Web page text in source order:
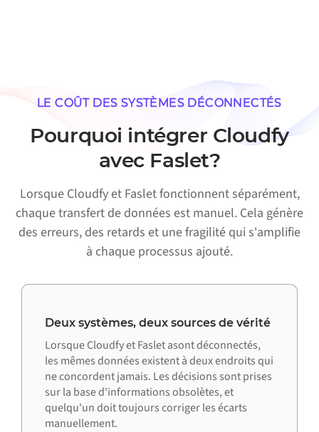
LE COÛT DES SYSTÈMES DÉCONNECTÉS
Pourquoi intégrer Cloudfy
avec Faslet?
Lorsque Cloudfy et Faslet fonctionnent séparément,
chaque transfert de données est manuel. Cela génère
des erreurs, des retards et une fragilité qui s'amplifie
à chaque processus ajouté.
Deux systèmes, deux sources de vérité
Lorsque Cloudfy et Faslet asont déconnectés,
les mêmes données existent à deux endroits qui
ne concordent jamais. Les décisions sont prises
sur la base d'informations obsolètes, et
quelqu'un doit toujours corriger les écarts
manuellement.